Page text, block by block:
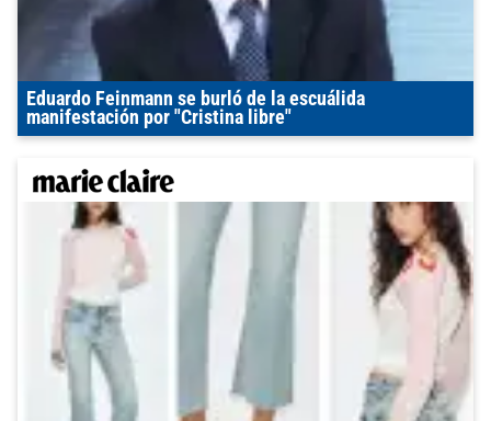
Eduardo Feinmann se burló de la escuálida
manifestación por "Cristina libre"